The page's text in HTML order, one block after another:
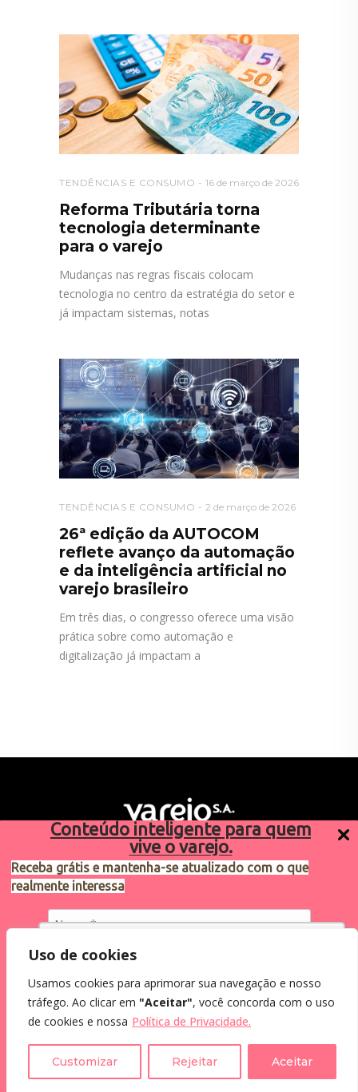
Conteúdo inteligente para quem
vive o varejo.
Receba grátis e mantenha-se atualizado com o que
realmente interessa
Eu concordo em receber comunicações.
Ao informar meus dados, eu concordo com a
Assine a Newsletter
Utilizamos cookies para oferecer melhor
como você interage em nosso site e
personalizar conteúdo.
Uso de cookies
Usamos cookies para aprimorar sua navegação e nosso
tráfego. Ao clicar em "Aceitar", você concorda com o uso
de cookies e nossa Política de Privacidade.
Customizar Rejeitar Aceitar
TENDÊNCIAS E CONSUMO 16 de março de 2026
Reforma Tributária torna
tecnologia determinante
para o varejo
Mudanças nas regras fiscais colocam
tecnologia no centro da estratégia do setor e
já impactam sistemas, notas
TENDÊNCIAS E CONSUMO 2 de março de 2026
26ª edição da AUTOCOM
reflete avanço da automação
e da inteligência artificial no
varejo brasileiro
Em três dias, o congresso oferece uma visão
prática sobre como automação e
digitalização já impactam a
Sugestões de pauta
varejosa@cndl.org.br
2024®. Todos os direitos reservados.